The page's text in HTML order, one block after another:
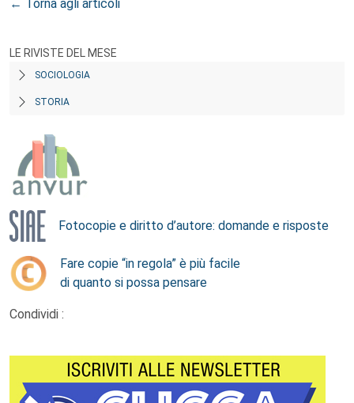
← Torna agli articoli
LE RIVISTE DEL MESE
SOCIOLOGIA
STORIA
Fotocopie e diritto d’autore: domande e risposte
Fare copie “in regola” è più facile
di quanto si possa pensare
Condividi :